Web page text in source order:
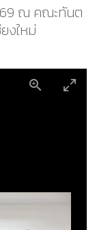
ณ คณะทันต
งใหม่